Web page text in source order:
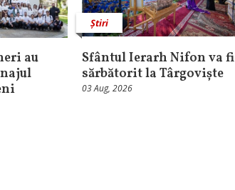
au
Știri
Sfântul Ierarh Nifon va fi
sărbătorit la Târgoviște
03 Aug, 2026